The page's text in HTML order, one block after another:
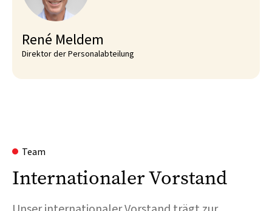
René Meldem
Direktor der Personalabteilung
Team
Internationaler Vorstand